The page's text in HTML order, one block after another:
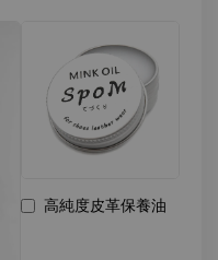
高純度皮革保養油